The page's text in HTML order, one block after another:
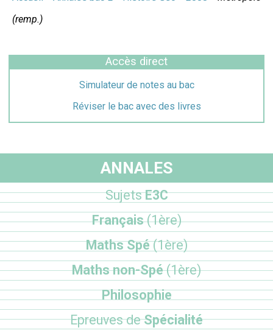
(remp.)
Accès direct
Simulateur de notes au bac
Réviser le bac avec des livres
ANNALES
SujetsE3C
Français(1ère)
Maths Spé(1ère)
Maths non-Spé(1ère)
Philosophie
Epreuves deSpécialité